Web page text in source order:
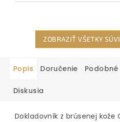
ZOBRAZIŤ VŠETKY
Popis Doručenie
Diskusia
Dokladovník z brúsenej kože